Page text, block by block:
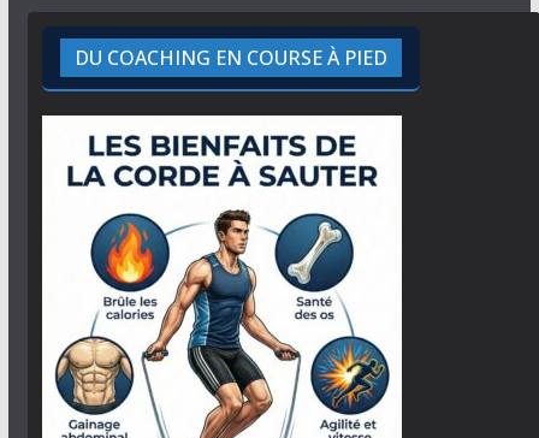
DU COACHING EN COURSE À PIED